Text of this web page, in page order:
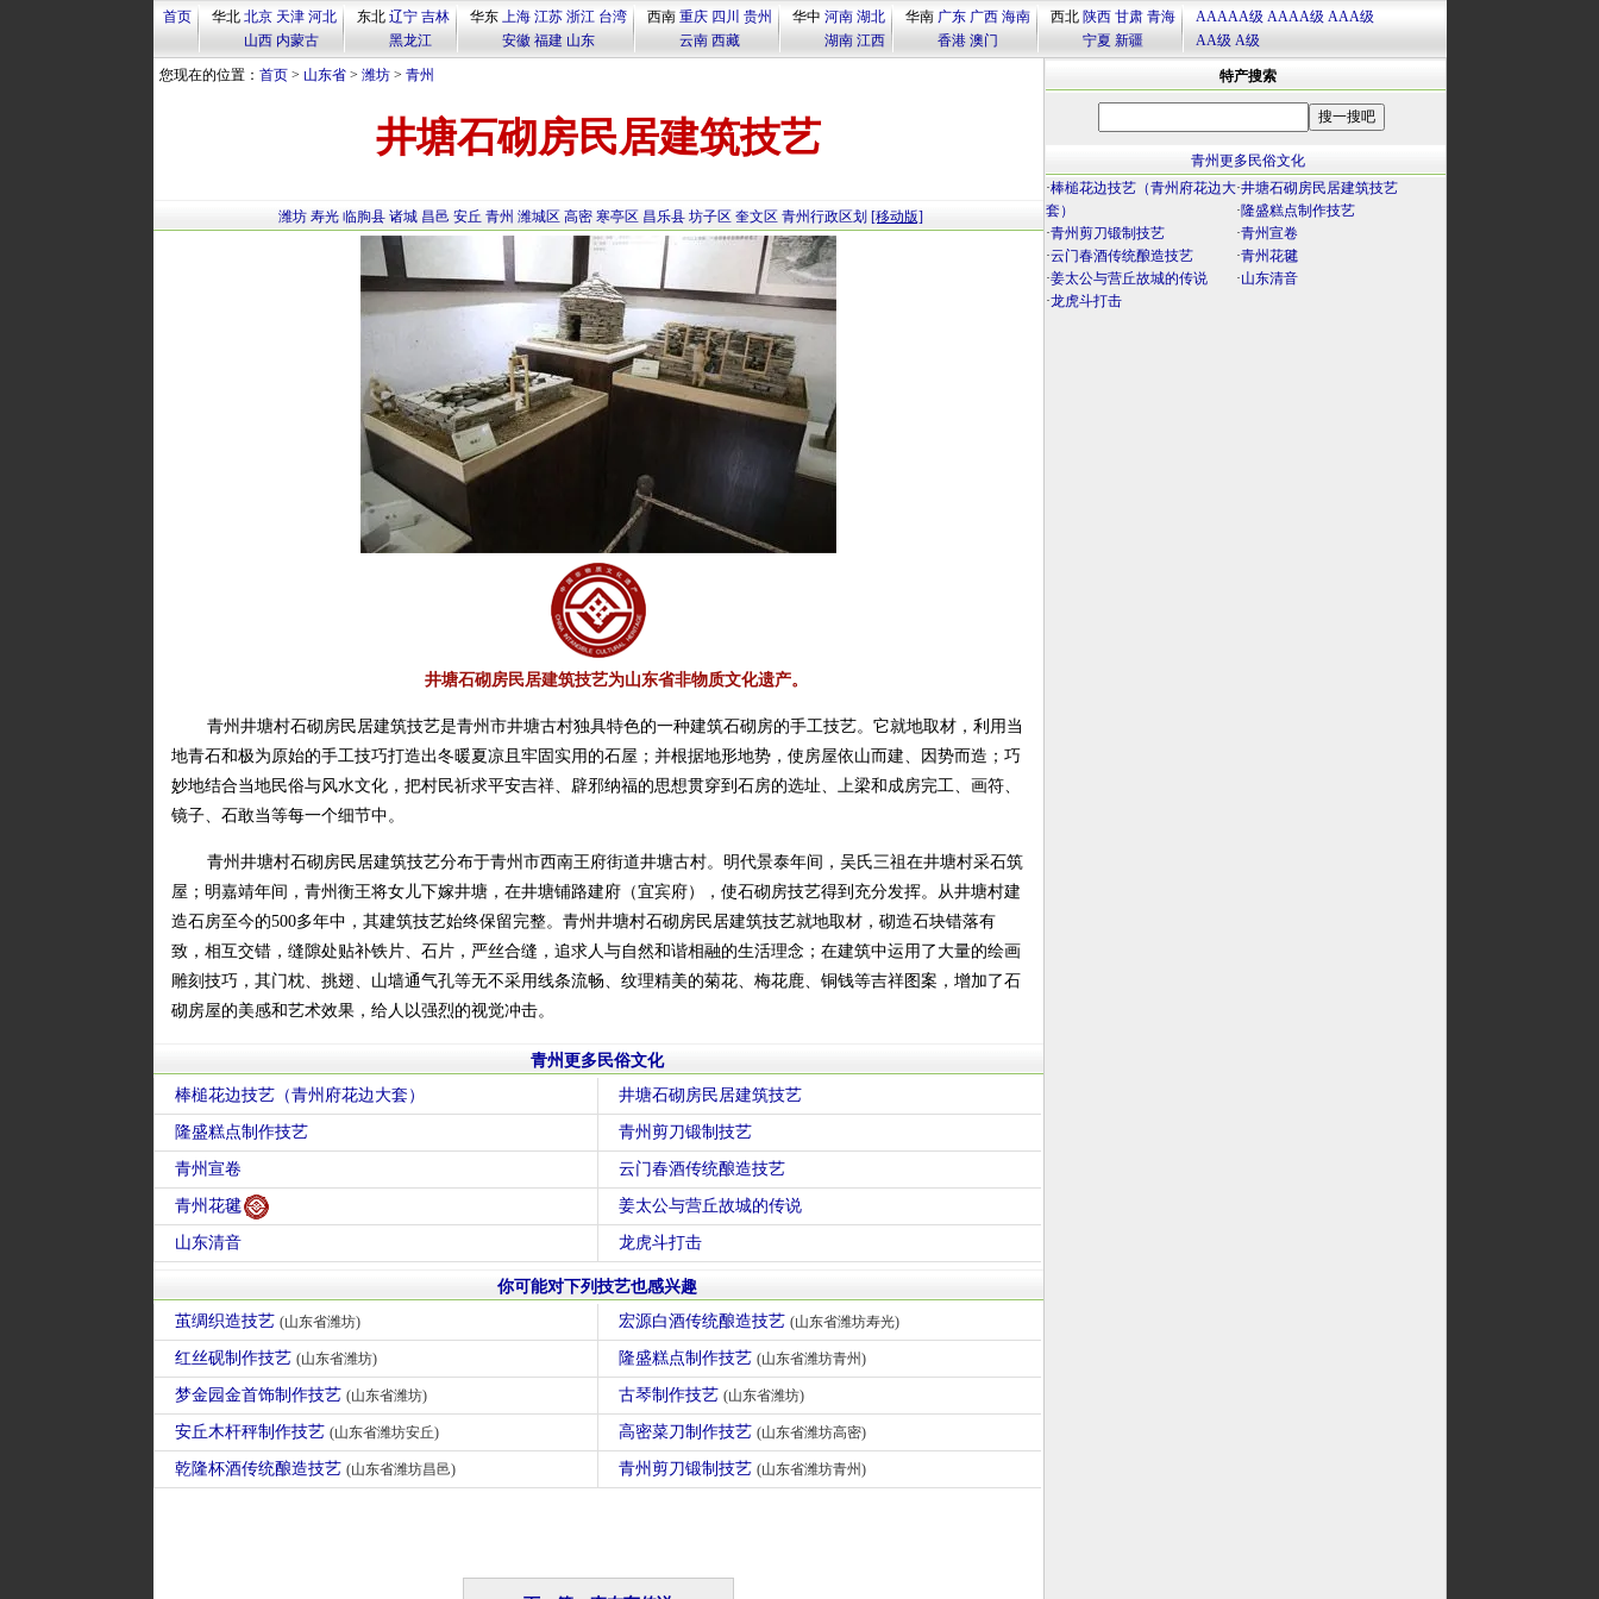
首页 华北 北京 天津 河北
山西 内蒙古
东北 辽宁 吉林
黑龙江
华东 上海 江苏 浙江 台湾
安徽 福建 山东
西南 重庆 四川 贵州
云南 西藏
华中 河南 湖北
湖南 江西
华南 广东 广西 海南
香港 澳门
西北 陕西 甘肃 青海
宁夏 新疆
AAAAA级 AAAA级 AAA级
AA级 A级
您现在的位置： 首页> 山东省> 潍坊> 青州
井塘石砌房民居建筑技艺
潍坊 寿光 临朐县 诸城 昌邑 安丘 青州 潍城区 高密 寒亭区 昌乐县 坊子区 奎文区 青州行政区划 [移动版]
井塘石砌房民居建筑技艺为山东省非物质文化遗产。
青州井塘村石砌房民居建筑技艺是青州市井塘古村独具特色的一种建筑石砌房的手工技艺。它就地取材，利用当
地青石和极为原始的手工技巧打造出冬暖夏凉且牢固实用的石屋；并根据地形地势，使房屋依山而建、因势而造；巧
妙地结合当地民俗与风水文化，把村民祈求平安吉祥、辟邪纳福的思想贯穿到石房的选址、上梁和成房完工、画符、
镜子、石敢当等每一个细节中。
青州井塘村石砌房民居建筑技艺分布于青州市西南王府街道井塘古村。明代景泰年间，吴氏三祖在井塘村采石筑
屋；明嘉靖年间，青州衡王将女儿下嫁井塘，在井塘铺路建府（宜宾府），使石砌房技艺得到充分发挥。从井塘村建
造石房至今的500多年中，其建筑技艺始终保留完整。青州井塘村石砌房民居建筑技艺就地取材，砌造石块错落有
致，相互交错，缝隙处贴补铁片、石片，严丝合缝，追求人与自然和谐相融的生活理念；在建筑中运用了大量的绘画
雕刻技巧，其门枕、挑翅、山墙通气孔等无不采用线条流畅、纹理精美的菊花、梅花鹿、铜钱等吉祥图案，增加了石
砌房屋的美感和艺术效果，给人以强烈的视觉冲击。
青州更多民俗文化
棒槌花边技艺（青州府花边大套）
井塘石砌房民居建筑技艺
隆盛糕点制作技艺 青州剪刀锻制技艺
青州宣卷 云门春酒传统酿造技艺
青州花毽 姜太公与营丘故城的传说
山东清音 龙虎斗打击
你可能对下列技艺也感兴趣
茧绸织造技艺 (山东省潍坊) 宏源白酒传统酿造技艺 (山东省潍坊寿光)
红丝砚制作技艺 (山东省潍坊) 隆盛糕点制作技艺 (山东省潍坊青州)
梦金园金首饰制作技艺 (山东省潍坊) 古琴制作技艺 (山东省潍坊)
安丘木杆秤制作技艺 (山东省潍坊安丘) 高密菜刀制作技艺 (山东省潍坊高密)
乾隆杯酒传统酿造技艺 (山东省潍坊昌邑) 青州剪刀锻制技艺 (山东省潍坊青州)
特产搜索
青州更多民俗文化
·棒槌花边技艺（青州府花边大
套）
·井塘石砌房民居建筑技艺
·隆盛糕点制作技艺
·青州剪刀锻制技艺 ·青州宣卷
·云门春酒传统酿造技艺 ·青州花毽
·姜太公与营丘故城的传说 ·山东清音
·龙虎斗打击